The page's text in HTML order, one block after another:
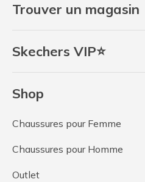
Trouver un magasin
Skechers VIP⭐
Shop
Chaussures pour Femme
Chaussures pour Homme
Outlet